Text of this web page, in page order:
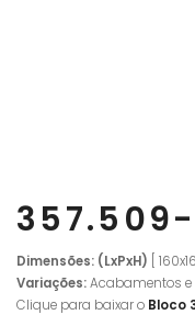
357.509-
Dimensões: (LxPxH)
[
Variações:Acabamentos
Clique para baixar o Bloco